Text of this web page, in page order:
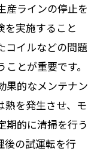
産ラインの停止を
を実施すること
コイルなどの問題
とが重要です。
果的なメンテナン
熱を発生させ、モ
期的に清掃を行う
後の試運転を行